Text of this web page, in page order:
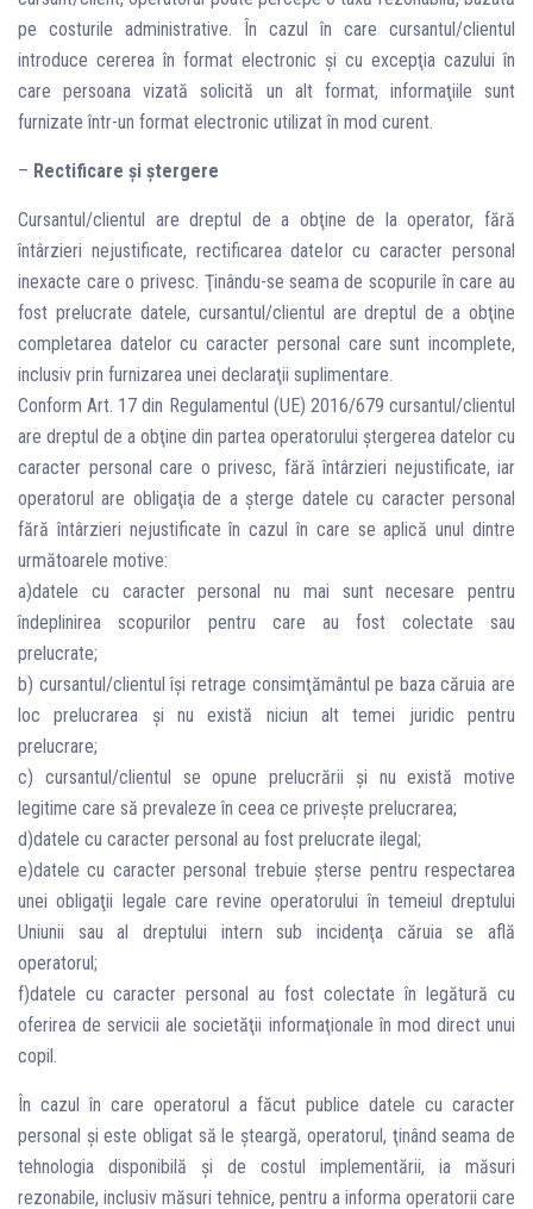
pe costurile administrative. În cazul în care cursantul/clientul
introduce cererea în format electronic şi cu excepţia cazului în
care persoana vizată solicită un alt format, informaţiile sunt
furnizate într-un format electronic utilizat în mod curent.
– Rectificare şi ştergere
Cursantul/clientul are dreptul de a obţine de la operator, fără
întârzieri nejustificate, rectificarea datelor cu caracter personal
inexacte care o privesc. Ţinându-se seama de scopurile în care au
fost prelucrate datele, cursantul/clientul are dreptul de a obţine
completarea datelor cu caracter personal care sunt incomplete,
inclusiv prin furnizarea unei declaraţii suplimentare.
Conform Art. 17 din Regulamentul (UE) 2016/679 cursantul/clientul
are dreptul de a obţine din partea operatorului ştergerea datelor cu
caracter personal care o privesc, fără întârzieri nejustificate, iar
operatorul are obligaţia de a şterge datele cu caracter personal
fără întârzieri nejustificate în cazul în care se aplică unul dintre
următoarele motive:
a)datele cu caracter personal nu mai sunt necesare pentru
îndeplinirea scopurilor pentru care au fost colectate sau
prelucrate;
b) cursantul/clientul îşi retrage consimţământul pe baza căruia are
loc prelucrarea şi nu există niciun alt temei juridic pentru
prelucrare;
c) cursantul/clientul se opune prelucrării şi nu există motive
legitime care să prevaleze în ceea ce priveşte prelucrarea;
d)datele cu caracter personal au fost prelucrate ilegal;
e)datele cu caracter personal trebuie şterse pentru respectarea
unei obligaţii legale care revine operatorului în temeiul dreptului
Uniunii sau al dreptului intern sub incidenţa căruia se află
operatorul;
f)datele cu caracter personal au fost colectate în legătură cu
oferirea de servicii ale societăţii informaţionale în mod direct unui
copil.
În cazul în care operatorul a făcut publice datele cu caracter
personal şi este obligat să le şteargă, operatorul, ţinând seama de
tehnologia disponibilă şi de costul implementării, ia măsuri
rezonabile, inclusiv măsuri tehnice, pentru a informa operatorii care